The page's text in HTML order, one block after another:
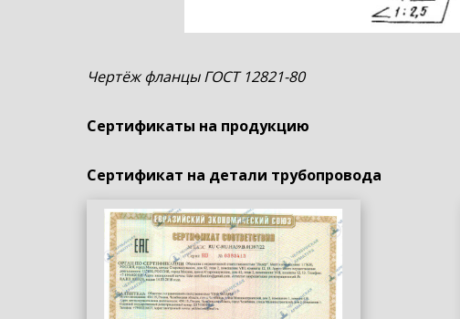
Чертёж фланцы ГОСТ 12821-80
Сертификаты на продукцию
Сертификат на детали трубопровода